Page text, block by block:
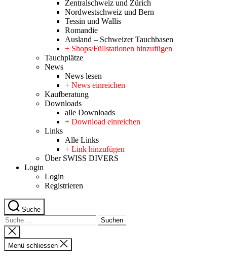
Zentralschweiz und Zürich
Nordwestschweiz und Bern
Tessin und Wallis
Romandie
Ausland – Schweizer Tauchbasen
+ Shops/Füllstationen hinzufügen
Tauchplätze
News
News lesen
+ News einreichen
Kaufberatung
Downloads
alle Downloads
+ Download einreichen
Links
Alle Links
+ Link hinzufügen
Über SWISS DIVERS
Login
Login
Registrieren
Suche
Suche
nach:
Suche
schliessen
Menü schliessen